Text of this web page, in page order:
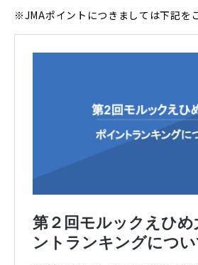
※JMAポイントにつきましては下記を